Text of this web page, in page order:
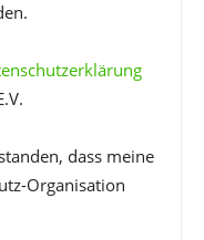
dass meine
Organisation